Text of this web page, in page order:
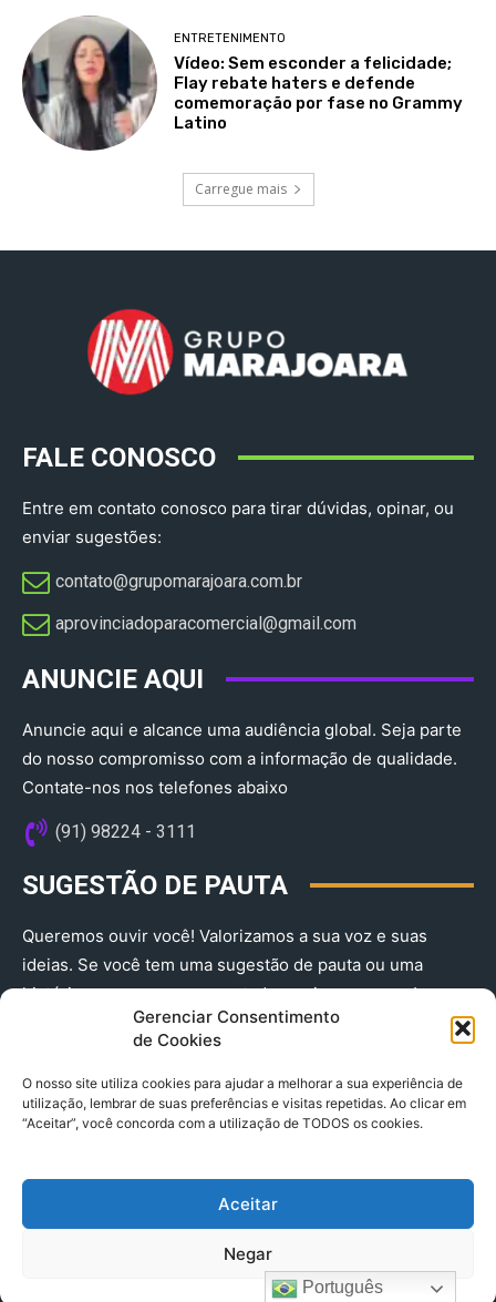
Gerenciar Consentimento
de Cookies
O nosso site utiliza cookies para ajudar a melhorar a sua experiência de
utilização, lembrar de suas preferências e visitas repetidas. Ao clicar em
“Aceitar”, você concorda com a utilização de TODOS os cookies.
Aceitar
Negar
ENTRETENIMENTO
Vídeo: Sem esconder a felicidade;
Flay rebate haters e defende
comemoração por fase no Grammy
Latino
Carregue mais
FALE CONOSCO
Entre em contato conosco para tirar dúvidas, opinar, ou
enviar sugestões:
contato@grupomarajoara.com.br
aprovinciadoparacomercial@gmail.com​
ANUNCIE AQUI
Anuncie aqui e alcance uma audiência global. Seja parte
do nosso compromisso com a informação de qualidade.
Contate-nos nos telefones abaixo
(91) 98224 - 3111
SUGESTÃO DE PAUTA
Queremos ouvir você! Valorizamos a sua voz e suas
ideias. Se você tem uma sugestão de pauta ou uma
história que merece ser contada, envie-nos agora!
(91) 98224 - 3111
© 2025 A Província do Pará CNPJ: 04.901.141/0001-36 End .
Trav. Quintino Bocaiuva 2301, Ed. Rogério Fernandez – Sala
2701- Cremação – CEP 66045.315
Português